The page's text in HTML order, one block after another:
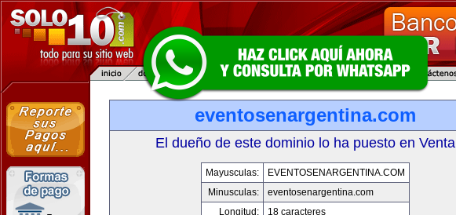
eventosenargentina.com
El dueño de este dominio lo ha puesto en Venta
Mayusculas:
EVENTOSENARGENTINA.COM
Minusculas:
eventosenargentina.com
Longitud:
18 caracteres